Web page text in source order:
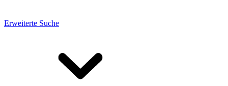
Erweiterte Suche